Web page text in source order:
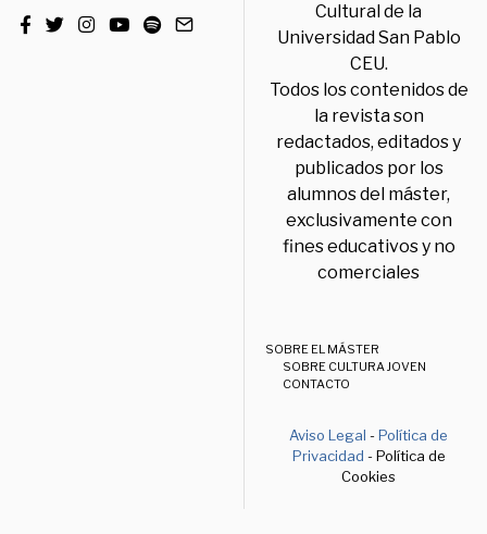
Cultural de la
Universidad San Pablo
CEU.
Todos los contenidos de
la revista son
redactados, editados y
publicados por los
alumnos del máster,
exclusivamente con
fines educativos y no
comerciales
SOBRE EL MÁSTER
SOBRE CULTURA JOVEN
CONTACTO
Aviso Legal -Política de
Privacidad - Política de
Cookies